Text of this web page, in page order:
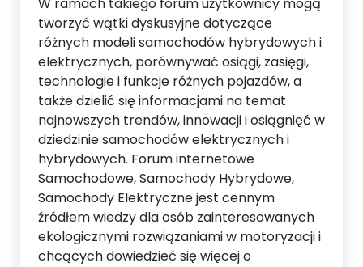
W ramach takiego forum użytkownicy mogą
tworzyć wątki dyskusyjne dotyczące
różnych modeli samochodów hybrydowych i
elektrycznych, porównywać osiągi, zasięgi,
technologie i funkcje różnych pojazdów, a
także dzielić się informacjami na temat
najnowszych trendów, innowacji i osiągnięć w
dziedzinie samochodów elektrycznych i
hybrydowych. Forum internetowe
Samochodowe, Samochody Hybrydowe,
Samochody Elektryczne jest cennym
źródłem wiedzy dla osób zainteresowanych
ekologicznymi rozwiązaniami w motoryzacji i
chcących dowiedzieć się więcej o